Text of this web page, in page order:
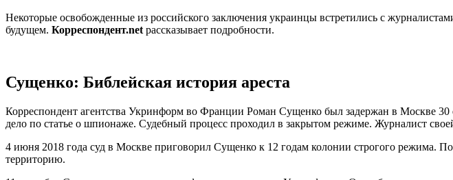
Некоторые освобожденные из российского заключения украинцы встретились с
будущем. Корреспондент.net рассказывает подробности.
Сущенко: Библейская история ареста
Корреспондент агентства Укринформ во Франции Роман Сущенко был задержан в Москве 30
дело по статье о шпионаже. Судебный процесс проходил в закрытом режиме. Журналист
4 июня 2018 года суд в Москве приговорил Сущенко к 12 годам колонии строгого режима.
территорию.